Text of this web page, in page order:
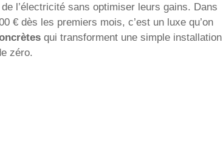
l’électricité sans optimiser leurs gains. Dans
€ dès les premiers mois, c’est un luxe qu’on
qui transforment une simple installation
zéro.